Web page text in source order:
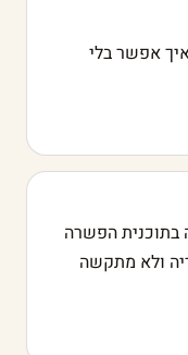
אפשר בלי
הפשרה
ולא מתקשה